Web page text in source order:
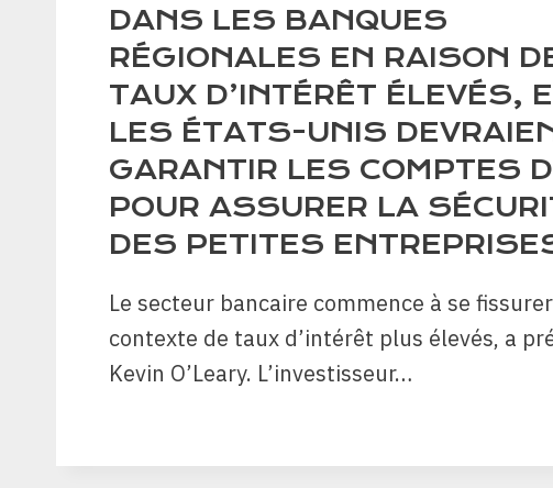
DANS LES BANQUES
RÉGIONALES EN RAISON
TAUX D’INTÉRÊT ÉLEVÉS,
LES ÉTATS-UNIS
GARANTIR LES COMPTES
POUR ASSURER LA
DES PETITES
Le secteur bancaire commence à se
contexte de taux d’intérêt plus élevés, a
Kevin O’Leary. L’investisseur…